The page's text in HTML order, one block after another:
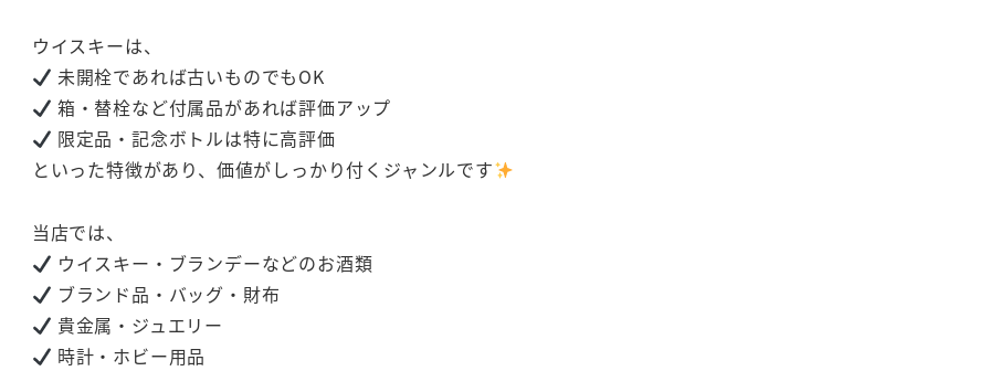
ウイスキーは、
未開栓であれば古いものでもOK
箱・替栓など付属品があれば評価アップ
限定品・記念ボトルは特に高評価
といった特徴があり、価値がしっかり付くジャンルです
当店では、
ウイスキー・ブランデーなどのお酒類
ブランド品・バッグ・財布
貴金属・ジュエリー
時計・ホビー用品